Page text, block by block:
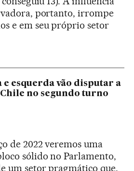
portanto, irrompe
e em seu próprio setor
esquerda vão disputar a
no segundo turno
de 2022 veremos uma
sólido no Parlamento,
um setor pragmático que,